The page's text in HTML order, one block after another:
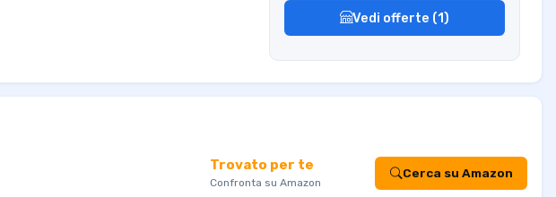
Vedi offerte (1)
Trovato per te
Confronta su Amazon
Cerca su Amazon